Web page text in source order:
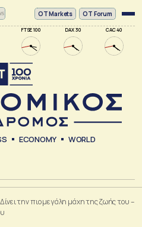
FTSE 100 DAX 30 CAC 40
ΟΤ Markets OT Forum
ECONOMY WORLD
την πιο μεγάλη μάχη της ζωής του –